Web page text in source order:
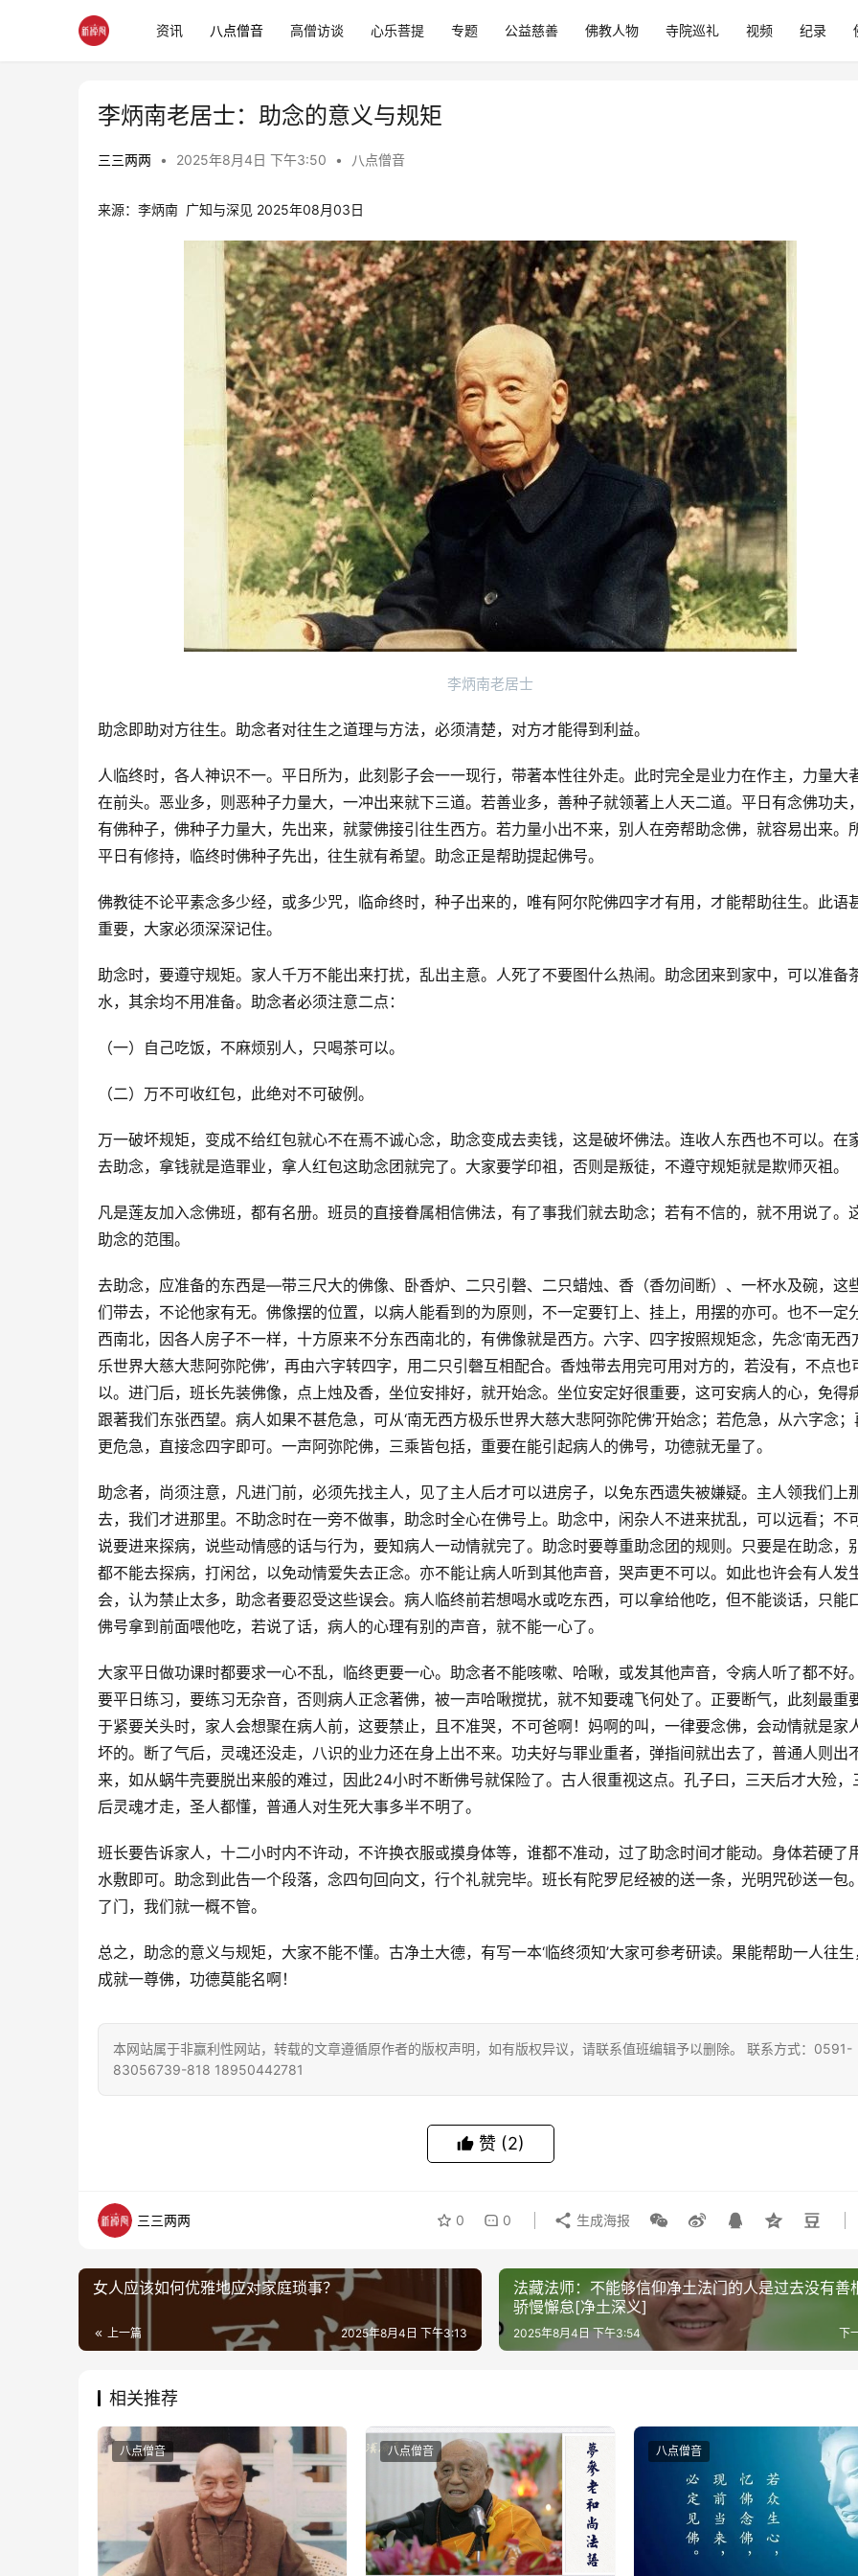
资讯 八点僧音 高僧访谈 心乐菩提 专题 公益慈善 佛教人物 寺院巡礼 视频 纪录
李炳南老居士：助念的意义与规矩
三三两两 • 2025年8月4日 下午3:50 • 八点僧音
来源：李炳南  广知与深见 2025年08月03日
李炳南老居士
助念即助对方往生。助念者对往生之道理与方法，必须清楚，对方才能得到利益。
人临终时，各人神识不一。平日所为，此刻影子会一一现行，带著本性往外走。此时完全是业力在作主，力量大者
在前头。恶业多，则恶种子力量大，一冲出来就下三道。若善业多，善种子就领著上人天二道。平日有念佛功夫
有佛种子，佛种子力量大，先出来，就蒙佛接引往生西方。若力量小出不来，别人在旁帮助念佛，就容易出来。
平日有修持，临终时佛种子先出，往生就有希望。助念正是帮助提起佛号。
佛教徒不论平素念多少经，或多少咒，临命终时，种子出来的，唯有阿尔陀佛四字才有用，才能帮助往生。此语
重要，大家必须深深记住。
助念时，要遵守规矩。家人千万不能出来打扰，乱出主意。人死了不要图什么热闹。助念团来到家中，可以准备
水，其余均不用准备。助念者必须注意二点：
（一）自己吃饭，不麻烦别人，只喝茶可以。
（二）万不可收红包，此绝对不可破例。
万一破坏规矩，变成不给红包就心不在焉不诚心念，助念变成去卖钱，这是破坏佛法。连收人东西也不可以。在
去助念，拿钱就是造罪业，拿人红包这助念团就完了。大家要学印祖，否则是叛徒，不遵守规矩就是欺师灭祖。
凡是莲友加入念佛班，都有名册。班员的直接眷属相信佛法，有了事我们就去助念；若有不信的，就不用说了。
助念的范围。
去助念，应准备的东西是—带三尺大的佛像、卧香炉、二只引磬、二只蜡烛、香（香勿间断）、一杯水及碗，这
们带去，不论他家有无。佛像摆的位置，以病人能看到的为原则，不一定要钉上、挂上，用摆的亦可。也不一定
西南北，因各人房子不一样，十方原来不分东西南北的，有佛像就是西方。六字、四字按照规矩念，先念‘南无西
乐世界大慈大悲阿弥陀佛’，再由六字转四字，用二只引磬互相配合。香烛带去用完可用对方的，若没有，不点也
以。进门后，班长先装佛像，点上烛及香，坐位安排好，就开始念。坐位安定好很重要，这可安病人的心，免得
跟著我们东张西望。病人如果不甚危急，可从‘南无西方极乐世界大慈大悲阿弥陀佛’开始念；若危急，从六字念；
更危急，直接念四字即可。一声阿弥陀佛，三乘皆包括，重要在能引起病人的佛号，功德就无量了。
助念者，尚须注意，凡进门前，必须先找主人，见了主人后才可以进房子，以免东西遗失被嫌疑。主人领我们上
去，我们才进那里。不助念时在一旁不做事，助念时全心在佛号上。助念中，闲杂人不进来扰乱，可以远看；不
说要进来探病，说些动情感的话与行为，要知病人一动情就完了。助念时要尊重助念团的规则。只要是在助念，
都不能去探病，打闲岔，以免动情爱失去正念。亦不能让病人听到其他声音，哭声更不可以。如此也许会有人发
会，认为禁止太多，助念者要忍受这些误会。病人临终前若想喝水或吃东西，可以拿给他吃，但不能谈话，只能
佛号拿到前面喂他吃，若说了话，病人的心理有别的声音，就不能一心了。
大家平日做功课时都要求一心不乱，临终更要一心。助念者不能咳嗽、哈啾，或发其他声音，令病人听了都不好
要平日练习，要练习无杂音，否则病人正念著佛，被一声哈啾搅扰，就不知要魂飞何处了。正要断气，此刻最重要
于紧要关头时，家人会想聚在病人前，这要禁止，且不准哭，不可爸啊！妈啊的叫，一律要念佛，会动情就是家
坏的。断了气后，灵魂还没走，八识的业力还在身上出不来。功夫好与罪业重者，弹指间就出去了，普通人则出
来，如从蜗牛壳要脱出来般的难过，因此24小时不断佛号就保险了。古人很重视这点。孔子曰，三天后才大殓，
后灵魂才走，圣人都懂，普通人对生死大事多半不明了。
班长要告诉家人，十二小时内不许动，不许换衣服或摸身体等，谁都不准动，过了助念时间才能动。身体若硬了
水敷即可。助念到此告一个段落，念四句回向文，行个礼就完毕。班长有陀罗尼经被的送一条，光明咒砂送一包
了门，我们就一概不管。
总之，助念的意义与规矩，大家不能不懂。古净土大德，有写一本‘临终须知’大家可参考研读。果能帮助一人往生
成就一尊佛，功德莫能名啊！
本网站属于非赢利性网站，转载的文章遵循原作者的版权声明，如有版权异议，请联系值班编辑予以删除。 联系方式：0591-
83056739-818 18950442781
赞 (2)
三三两两 0 0 生成海报
女人应该如何优雅地应对家庭琐事？
上一篇 2025年8月4日 下午3:13
法藏法师：不能够信仰净土法门的人是过去没有善
骄慢懈怠[净土深义]
下
2025年8月4日 下午3:54
相关推荐
八点僧音 八点僧音 八点僧音